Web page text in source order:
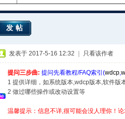
发帖
发表于 2017-5-16 12:32 只看该作者
提问三步曲: 提问先看教程/FAQ索引(wdcp,
1 提供详细，如系统版本,wdcp版本,软件版
2 做过哪些操作或改动设置等
温馨提示：信息不详,很可能会没人理你！